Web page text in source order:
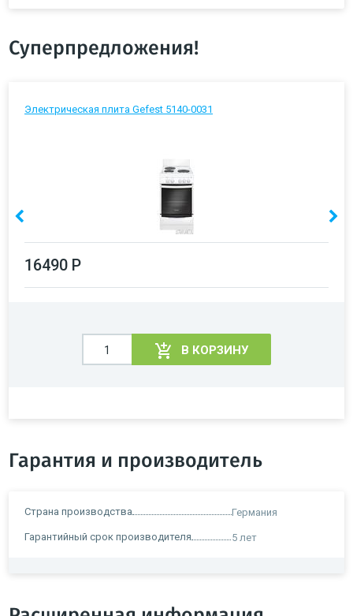
Суперпредложения!
Электрическая плита Gefest 5140-0031
16490 Р
В КОРЗИНУ
Гарантия и производитель
Страна производства Германия
Гарантийный срок производителя 5 лет